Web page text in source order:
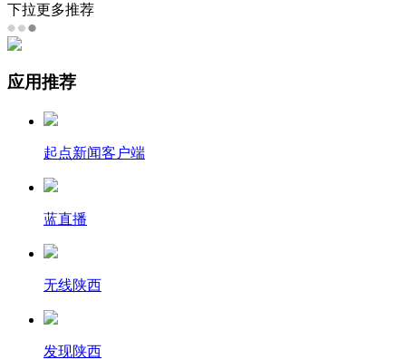
下拉更多推荐
应用推荐
起点新闻客户端
蓝直播
无线陕西
发现陕西